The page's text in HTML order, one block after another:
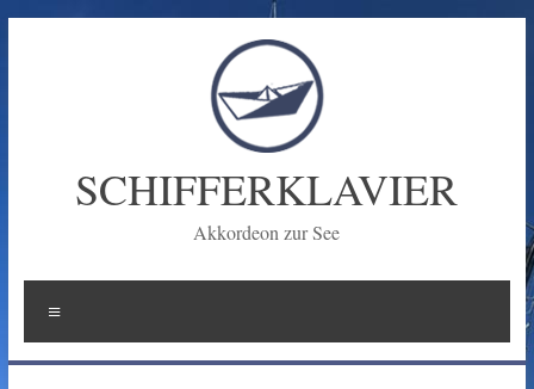
SCHIFFERKLAVIER
Akkordeon zur See